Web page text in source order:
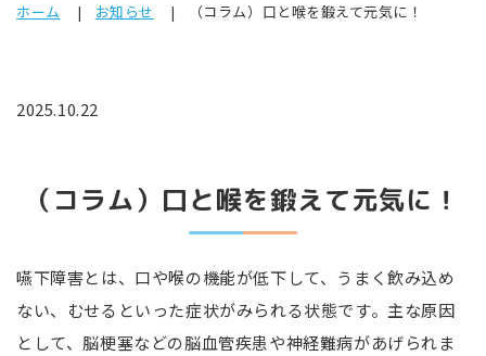
ホーム お知らせ （コラム）口と喉を鍛えて元気に！
2025.10.22
（コラム）口と喉を鍛えて元気に！
嚥下障害とは、口や喉の機能が低下して、うまく飲み込め
ない、むせるといった症状がみられる状態です。主な原因
として、脳梗塞などの脳血管疾患や神経難病があげられま